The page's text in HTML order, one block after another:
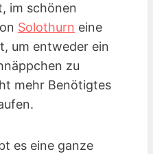
im schönen
Solothurn eine
um entweder ein
zu
mehr Benötigtes
es eine ganze